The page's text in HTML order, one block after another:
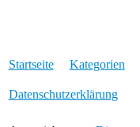
Startseite Kategorien
Datenschutzerklärung